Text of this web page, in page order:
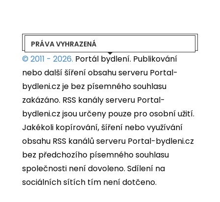
PRÁVA VYHRAZENÁ
© 2011 - 2026. Portál bydlení. Publikování
nebo další šíření obsahu serveru Portal-
bydleni.cz je bez písemného souhlasu
zakázáno. RSS kanály serveru Portal-
bydleni.cz jsou určeny pouze pro osobní užití.
Jakékoli kopírování, šíření nebo využívání
obsahu RSS kanálů serveru Portal-bydleni.cz
bez předchozího písemného souhlasu
společnosti není dovoleno. Sdílení na
sociálních sítích tím není dotčeno.